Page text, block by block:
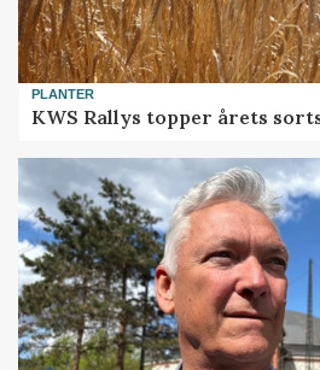
PLANTER
KWS Rallys topper årets